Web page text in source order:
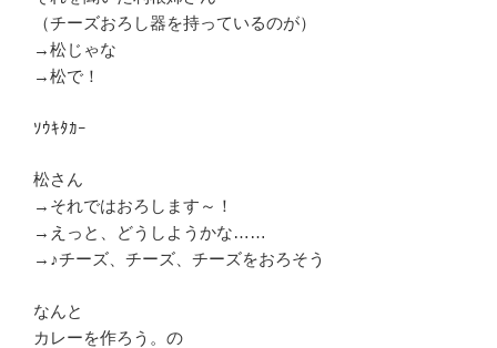
（チーズおろし器を持っているのが）
→松じゃな
→松で！
ｿｳｷﾀｶｰ
松さん
→それではおろします～！
→えっと、どうしようかな……
→♪チーズ、チーズ、チーズをおろそう
なんと
カレーを作ろう。の